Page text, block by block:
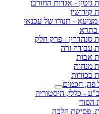
גיטין - אגדות החורבן
קידושין
- תנורו של עכנאי
בתרא
סנהדרין - פרק חלק
עבודה זרה
אבות
מנחות
בכורות
פה, חכמים
- כללי, היסטוריה
הסוד
פסיקת הלכה